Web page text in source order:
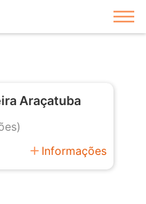
Araçatuba
add Informações